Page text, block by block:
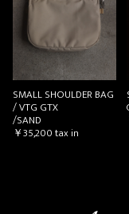
SMALL SHOULDER BAG
/ VTG GTX
/SAND
￥35,200tax in